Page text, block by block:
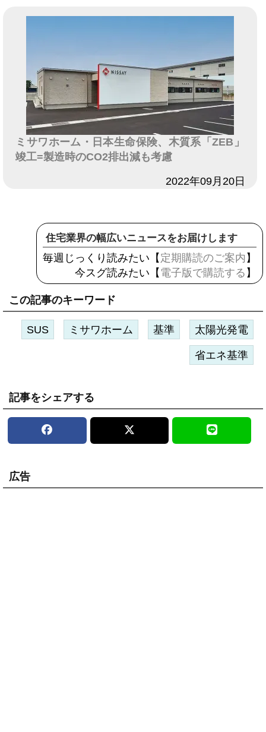
ミサワホーム・日本生命保険、木質系「ZEB」
竣工=製造時のCO2排出減も考慮
2022年09月20日
住宅業界の幅広いニュースをお届けします
毎週じっくり読みたい【 定期購読のご案内 】
今スグ読みたい【 電子版で購読する 】
この記事のキーワード
SUS ミサワホーム 基準 太陽光発電
省エネ基準
記事をシェアする
広告